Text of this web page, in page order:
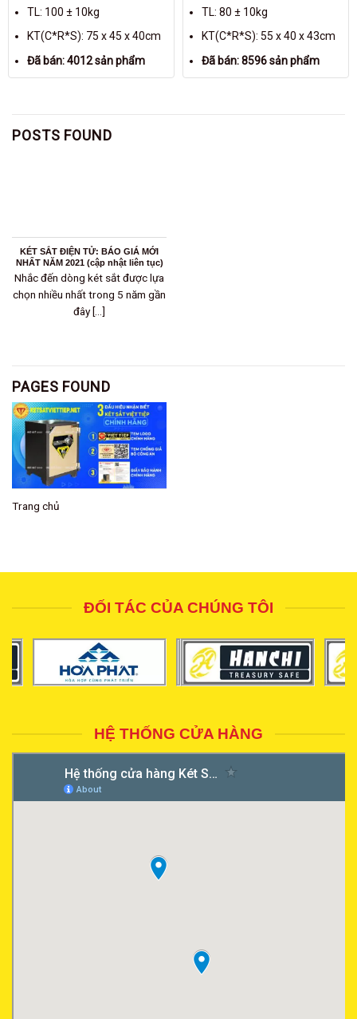
TL: 100 ± 10kg
KT(C*R*S): 75 x 45 x 40cm
Đã bán: 4012 sản phẩm
TL: 80 ± 10kg
KT(C*R*S): 55 x 40 x 43cm
Đã bán: 8596 sản phẩm
POSTS FOUND
KÉT SẮT ĐIỆN TỬ: BÁO GIÁ MỚI
NHẤT NĂM 2021 (cập nhật liên tục)
Nhắc đến dòng két sắt được lựa
chọn nhiều nhất trong 5 năm gần
đây [...]
PAGES FOUND
Trang chủ
ĐỐI TÁC CỦA CHÚNG TÔI
HỆ THỐNG CỬA HÀNG